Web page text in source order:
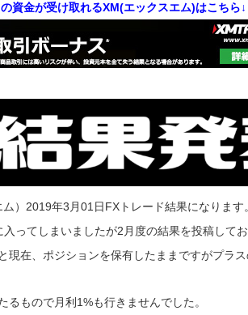
資金が受け取れるXM(エックスエム)はこちら↓
）2019年3月01日FXトレード結果になります。
ってしまいましたが2月度の結果を投稿してお
現在、ポジションを保有したままですがプラス
るもので月利1%も行きませんでした。